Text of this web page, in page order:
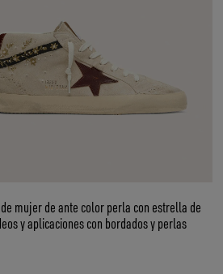
mujer de ante color perla con estrella de
y aplicaciones con bordados y perlas